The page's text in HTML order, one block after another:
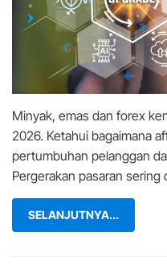
Hangat:
Adakah
Sistem
Affiliate
Anda
Bersedia?
Minyak, emas dan forex
2026. Ketahui bagaimana
pertumbuhan pelanggan
Pergerakan pasaran
SELANJUTNYA...